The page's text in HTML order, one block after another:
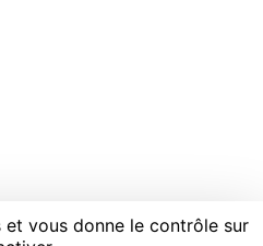
vous donne le contrôle sur